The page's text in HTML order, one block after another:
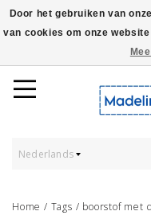
Worldwide Shipping -
Nederlands
Home / Tags / boorstof met
Door het gebruiken van
van cookies om onze